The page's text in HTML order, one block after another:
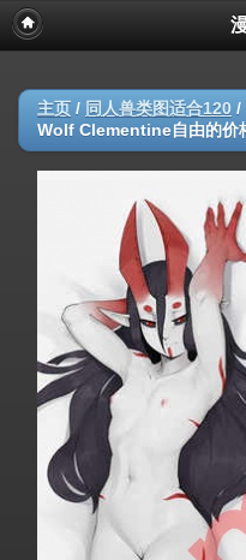
主页 / 同人兽类图适合120 /
Wolf Clementine自由的价